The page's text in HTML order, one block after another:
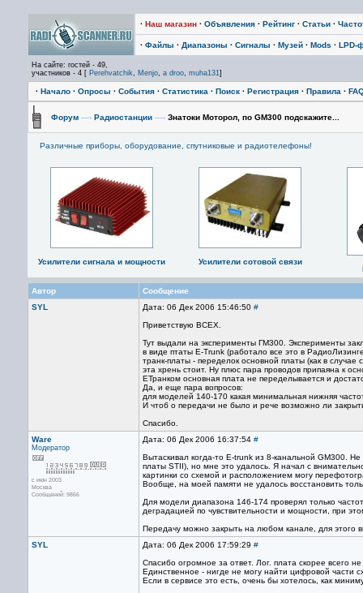
· Наш магазин · Объявления · Рейтинг · Статьи ·
· Файлы · Диапазоны · Сигналы · Музей · Mods · LPD-
На сайте: гостей - 49,
участников - 4 [ Perehvatchik, Menjo, a droo, muha131]
· Начало · Опросы · События · Статистика · Поиск · Регистрация · Правила ·
Форум —› Радиостанции —› Знатоки Моторол, по GM300 подскажите...
Различные приборы, оборудование, спутниковые и радиотелефоны!
Усилители сигнала и мощности
Усилители сотовой связи
Автор
Сообщение
SYL
Дата: 06 Дек 2006 15:46:50 #
Приветствую ВСЕХ.
Тут выдали на эксперименты ГМ300. Эксперименты
в виде птаты E-Trunk (работало все это в
транк-платы - переделок основной платы (как в
эта хрень стоит. Ну плюс пара проводов припаяна к
ЕТранком основная плата не переделывается и
Да, и еще пара вопросов:
для моделей 140-170 какая минимальная нижняя
И чтоб о передачи не было и рече возможно ли
Спасибо.
Ware
Модератор
с июн 2003
Москва
Сообщений: 9866
Дата: 06 Дек 2006 16:37:54 #
Вытаскивал когда-то E-trunk из 8-канальной GM300.
платы STII), но мне это удалось. Я начал с
картинки со схемой и расположением могу
Вообще, на моей памяти не удалось восстановить
Для модели диапазона 146-174 проверял только
деградацией по чувствительности и мощности, при
Передачу можно закрыть на любом канале, для этого
SYL
Дата: 06 Дек 2006 17:59:29 #
Спасибо огромное за ответ. Лог. плата скорее всего
Единственное - нигде не могу найти цифровой части
Если в сервисе это есть, очень бы хотелось, как